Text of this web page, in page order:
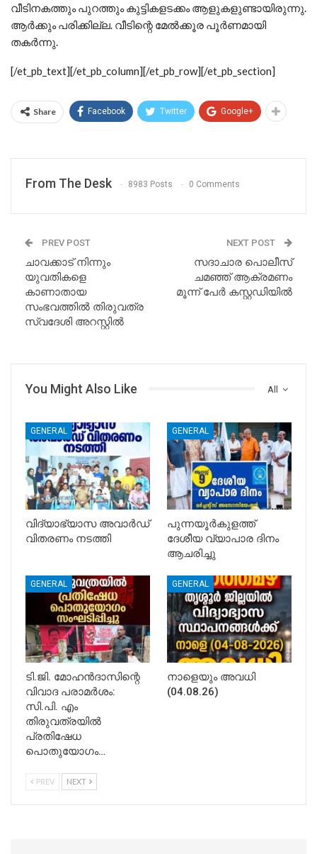
വീടിനകത്തും പുറത്തും കുട്ടികളടക്കം ആളുകളുണ്ടായിരുന്നു.
ആര്‍ക്കും പരിക്കില്ല. വീടിന്റെ മേല്‍ക്കൂര പൂര്‍ണമായി
തകര്‍ന്നു.
[/et_pb_text][/et_pb_column][/et_pb_row][/et_pb_section]
Share Facebook Twitter Google+
From The Desk 8983 Posts 0 Comments
PREV POST
ചാവക്കാട് നിന്നും
യുവതികളെ
കാണാതായ
സംഭവത്തില്‍ തിരുവത്ര
സ്വദേശി അറസ്റ്റില്‍
NEXT POST
സദാചാര പൊലീസ്
ചമഞ്ഞ് ആക്രമണം
മൂന്ന് പേർ കസ്റ്റഡിയിൽ
All
You Might Also Like
GENERAL
വിദ്യാഭ്യാസ അവാർഡ്
വിതരണം നടത്തി
GENERAL
പുന്നയൂർകുളത്ത്
ദേശീയ വ്യാപാര ദിനം
ആചരിച്ചു
GENERAL
ടി.ജി. മോഹൻദാസിന്റെ
വിവാദ പരാമർശം:
സി.പി. എം
തിരുവത്രയിൽ
പ്രതിഷേധ
പൊതുയോഗം…
GENERAL
നാളെയും അവധി
(04.08.26)
PREV NEXT